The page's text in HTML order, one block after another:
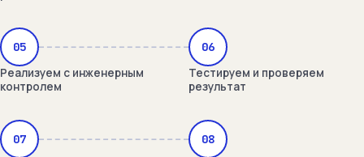
05
Реализуем с инженерным
контролем
06
Тестируем и проверяем
результат
07
08